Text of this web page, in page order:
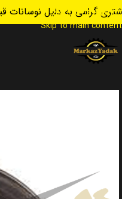
Skip to navigation
Skip to main content
گرامی به دلیل نوسانات